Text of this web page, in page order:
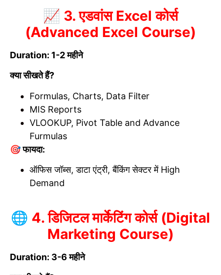
📈 3. एडवांस Excel कोर्स
(Advanced Excel Course)
Duration: 1-2 महीने
क्या सीखते हैं?
Formulas, Charts, Data Filter
MIS Reports
VLOOKUP, Pivot Table and Advance
Furmulas
🎯 फायदा:
ऑफिस जॉब्स, डाटा एंट्री, बैंकिंग सेक्टर में High
Demand
🌐 4. डिजिटल मार्केटिंग कोर्स (Digital
Marketing Course)
Duration: 3-6 महीने